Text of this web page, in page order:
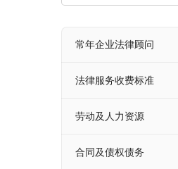
常年企业法律顾问
法律服务收费标准
劳动及人力资源
合同及债权债务